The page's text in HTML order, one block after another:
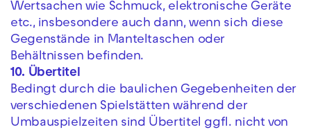
Wertsachen wie Schmuck, elektronische Geräte
etc., insbesondere auch dann, wenn sich diese
Gegenstände in Manteltaschen oder
Behältnissen befinden.
10. Übertitel
Bedingt durch die baulichen Gegebenheiten der
verschiedenen Spielstätten während der
Umbauspielzeiten sind Übertitel ggfl. nicht von